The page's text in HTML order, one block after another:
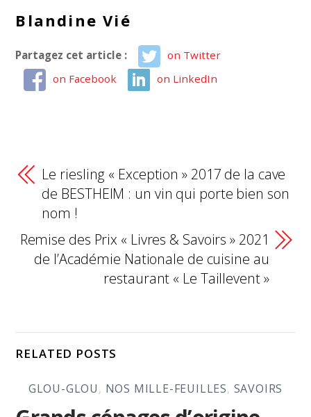
Blandine Vié
Partagez cet article :
on Twitter
on Facebook
on LinkedIn
Le riesling « Exception » 2017 de la cave
de BESTHEIM : un vin qui porte bien son
nom !
Remise des Prix « Livres & Savoirs » 2021
de l’Académie Nationale de cuisine au
restaurant « Le Taillevent »
RELATED POSTS
GLOU-GLOU, NOS MILLE-FEUILLES, SAVOIRS